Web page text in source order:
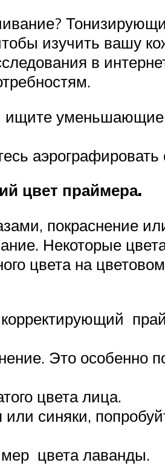
изучить вашу
в
ищите
цвет праймера.
покраснение
Некоторые
цвета на
корректирующий
Это особенно
цвета лица.
синяки,
цвета лаванды.